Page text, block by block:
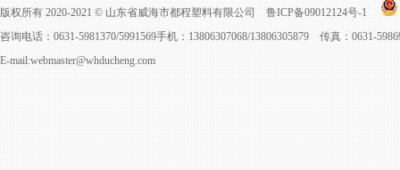
版权所有 2020-2021 © 山东省威海市都程塑料有限公司 鲁ICP备09012124号-1
咨询电话：0631-5981370/5991569手机：13806307068/13806305879 传真：0631-
E-mail:webmaster@whducheng.com